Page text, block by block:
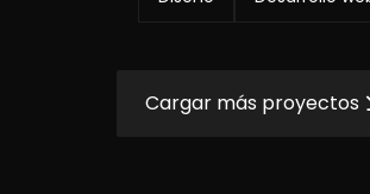
Cargar más proyectos